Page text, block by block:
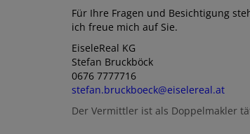
Für Ihre Fragen und Besichtigung
ich freue mich auf Sie.
EiseleReal KG
Stefan Bruckböck
0676 7777716
stefan.bruckboeck@eiselereal.at
Der Vermittler ist als Doppelmakler